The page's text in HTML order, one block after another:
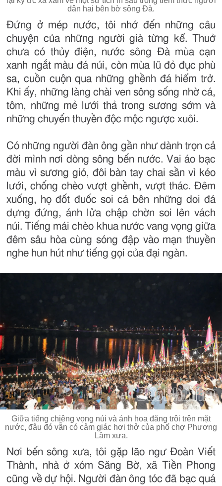
dân hai bên bờ sông Đà.
Đứng ở mép nước, tôi nhớ đến những câu
chuyện của những người già từng kể. Thuở
chưa có thủy điện, nước sông Đà mùa cạn
xanh ngắt màu đá núi, còn mùa lũ đỏ đục phù
sa, cuồn cuộn qua những ghềnh đá hiểm trở.
Khi ấy, những làng chài ven sông sống nhờ cá,
tôm, những mẻ lưới thả trong sương sớm và
những chuyến thuyền độc mộc ngược xuôi.
Có những người đàn ông gần như dành trọn cả
đời mình nơi dòng sông bến nước. Vai áo bạc
màu vì sương gió, đôi bàn tay chai sần vì kéo
lưới, chống chèo vượt ghềnh, vượt thác. Đêm
xuống, họ đốt đuốc soi cá bên những doi đá
dựng đứng, ánh lửa chập chờn soi lên vách
núi. Tiếng mái chèo khua nước vang vọng giữa
đêm sâu hòa cùng sóng đập vào mạn thuyền
nghe hun hút như tiếng gọi của đại ngàn.
Giữa tiếng chiêng vọng núi và ánh hoa đăng trôi trên mặt
nước, đâu đó vẫn có cảm giác hơi thở của phố chợ Phương
Lâm xưa.
Nơi bến sông xưa, tôi gặp lão ngư Đoàn Viết
Thành, nhà ở xóm Săng Bờ, xã Tiền Phong
cũng về dự hội. Người đàn ông tóc đã bạc quá